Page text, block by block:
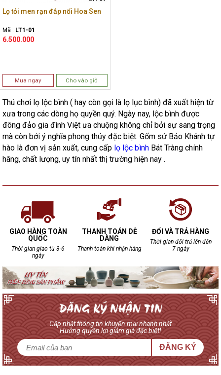
Lọ tỏi men rạn đắp nổi Hoa Sen
Mã : LT1-01
6.500.000
Mua ngay Cho vào giỏ
Thú chơi lọ lộc bình ( hay còn gọi là lọ lục bình) đã xuất hiện từ
xưa trong các dòng họ quyền quý. Ngày nay, lộc bình được
đông đảo gia đình Việt ưa chuộng không chỉ bởi sự sang trọng
mà còn bởi ý nghĩa phong thủy đặc biệt. Gốm sứ Bảo Khánh tự
hào là đơn vị sản xuất, cung cấp lọ lộc bình Bát Tràng chính
hãng, chất lượng, uy tín nhất thị trường hiện nay .
GIAO HÀNG TOÀN
QUỐC
Thời gian giao từ 3-6
ngày
THANH TOÁN DỄ
DÀNG
Thanh toán khi nhận hàng
ĐỔI VÀ TRẢ HÀNG
Thời gian đổi trả lên đến
7 ngày
Cập nhật thông tin khuyến mại nhanh nhất
Hưởng quyền lợi giảm giá đặc biệt!
ĐĂNG KÝ